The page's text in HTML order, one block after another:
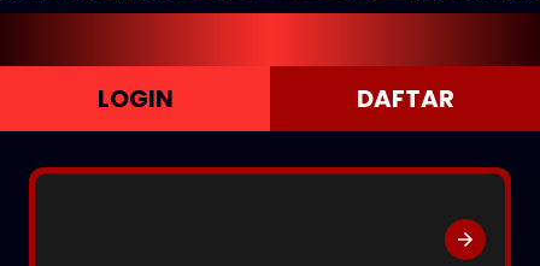
LOGIN DAFTAR